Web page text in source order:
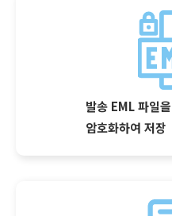
발송 EML 파일
암호화하여 저장